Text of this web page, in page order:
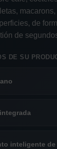
de
de
DE SU
inteligente de